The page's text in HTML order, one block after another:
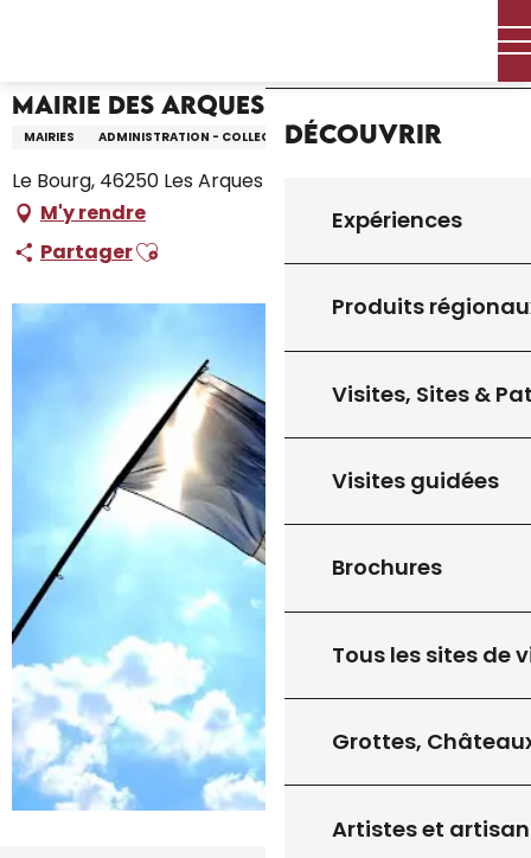
principal
Découvrir
Expériences
Produits
Visites, Sites &
Visites guidées
Brochures
Tous les sites de
Grottes,
Artistes et
Mairie des Arques
MAIRIES ADMINISTRATION - COLLECTIVITÉ
Le Bourg, 46250 Les Arques
M'y rendre
PartagerAjouter aux favoris